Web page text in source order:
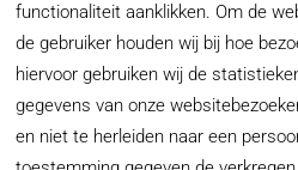
functionaliteit aanklikken. Om de
de gebruiker houden wij bij hoe
hiervoor gebruiken wij de
gegevens van onze
en niet te herleiden naar een